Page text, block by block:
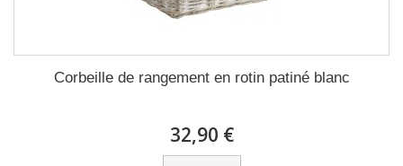
Corbeille de rangement en rotin patiné blanc
32,90 €